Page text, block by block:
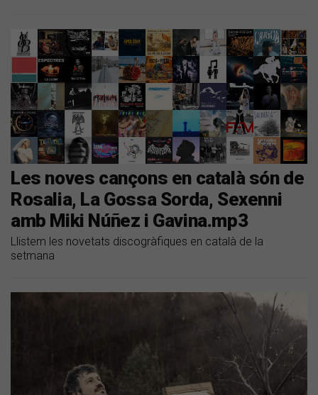
Les noves cançons en català són de
Rosalia, La Gossa Sorda, Sexenni
amb Miki Núñez i Gavina.mp3
Llistem les novetats discogràfiques en català de la
setmana